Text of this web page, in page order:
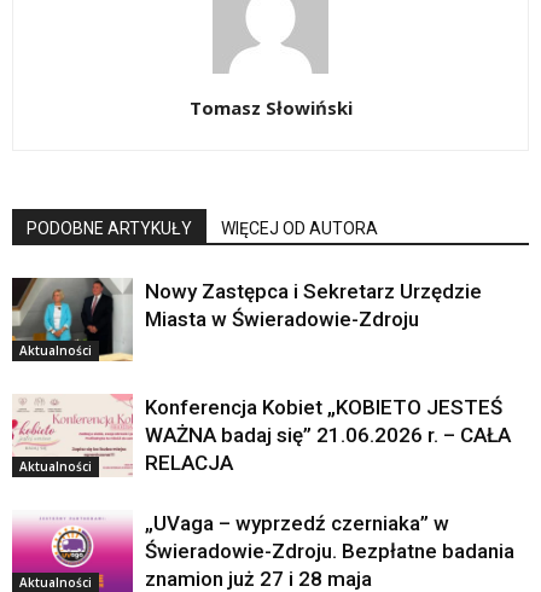
Tomasz Słowiński
PODOBNE ARTYKUŁY WIĘCEJ OD AUTORA
Aktualności
Nowy Zastępca i Sekretarz Urzędzie
Miasta w Świeradowie-Zdroju
Aktualności
Konferencja Kobiet „KOBIETO JESTEŚ
WAŻNA badaj się” 21.06.2026 r. – CAŁA
RELACJA
Aktualności
„UVaga – wyprzedź czerniaka” w
Świeradowie-Zdroju. Bezpłatne badania
znamion już 27 i 28 maja